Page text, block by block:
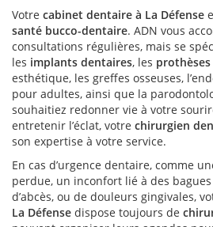
Votre cabinet dentaire à La Défense
santé bucco-dentaire. ADN vous
consultations régulières, mais se
les implants dentaires, les
esthétique, les greffes osseuses,
pour adultes, ainsi que la
souhaitiez redonner vie à votre
entretenir l’éclat, votre chirurgien
son expertise à votre service.
En cas d’urgence dentaire, comme
perdue, un inconfort lié à des
d’abcès, ou de douleurs gingivales,
La Défense dispose toujours de